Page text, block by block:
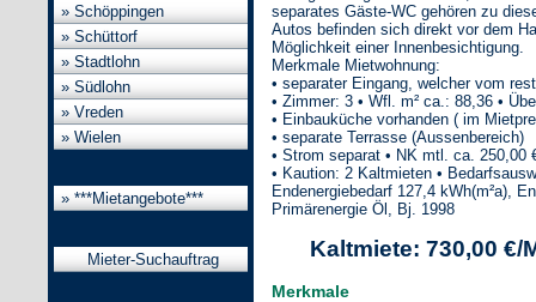
» Schöppingen
» Schüttorf
» Stadtlohn
» Südlohn
» Vreden
» Wielen
» ***Mietangebote***
Mieter-Suchauftrag
separates Gäste-WC gehören zu
Autos befinden sich direkt vor dem
Möglichkeit einer Innenbesichtigung.
Merkmale Mietwohnung:
• separater Eingang, welcher vom
• Zimmer: 3 • Wfl. m² ca.: 88,36 •
• Einbauküche vorhanden ( im
• separate Terrasse (Aussenbereich)
• Strom separat • NK mtl. ca. 250,00
• Kaution: 2 Kaltmieten •
Endenergiebedarf 127,4 kWh(m²a),
Primärenergie Öl, Bj. 1998
Kaltmiete: 730,00 €/
Merkmale